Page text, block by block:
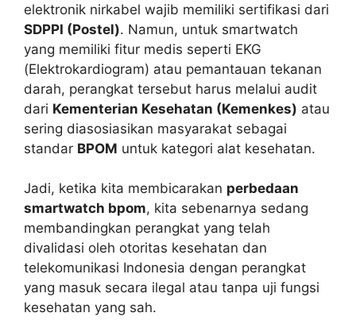
elektronik nirkabel wajib memiliki sertifikasi dari
SDPPI (Postel). Namun, untuk smartwatch
yang memiliki fitur medis seperti EKG
(Elektrokardiogram) atau pemantauan tekanan
darah, perangkat tersebut harus melalui audit
dari Kementerian Kesehatan (Kemenkes) atau
sering diasosiasikan masyarakat sebagai
standar BPOM untuk kategori alat kesehatan.
Jadi, ketika kita membicarakan perbedaan
smartwatch bpom, kita sebenarnya sedang
membandingkan perangkat yang telah
divalidasi oleh otoritas kesehatan dan
telekomunikasi Indonesia dengan perangkat
yang masuk secara ilegal atau tanpa uji fungsi
kesehatan yang sah.